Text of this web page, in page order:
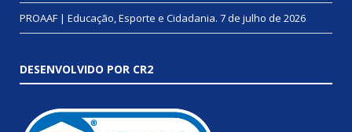
PROAAF | Educação, Esporte e Cidadania. 7 de julho de 2026
DESENVOLVIDO POR CR2